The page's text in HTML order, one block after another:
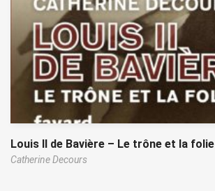
Louis II de Bavière – Le trône et la folie
Catherine Decours